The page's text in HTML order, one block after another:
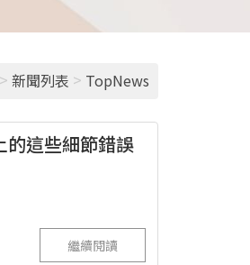
> 新聞列表 > TopNews
的這些細節錯誤
繼續閱讀